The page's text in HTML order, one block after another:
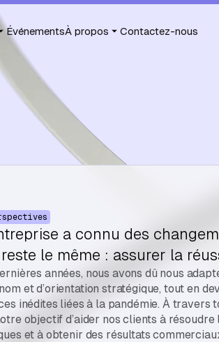
ÉvénementsÀ propos Contactez-nous
a connu des
le même : assurer la
années, nous avons dû nous
et d’orientation stratégique, tout en
inédites liées à la pandémie. À travers
objectif d’aider nos clients à résoudre
et à obtenir des résultats